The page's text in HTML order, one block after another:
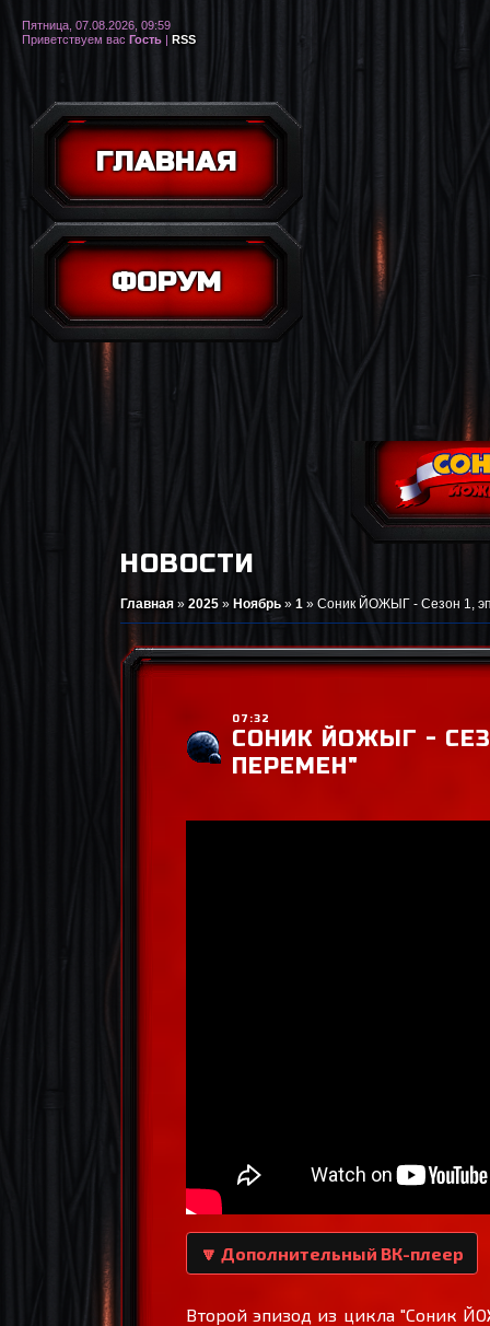
ГЛАВНАЯ
ФОРУМ
Пятница, 07.08.2026, 09:59
Приветствуем вас Гость | RSS
НОВОСТИ
Главная » 2025 » Ноябрь » 1 » Соник ЙОЖЫГ - Сезон 1,
07:32
СОНИК ЙОЖЫГ -
ПЕРЕМЕН"
🔽 Дополнительный ВК-плеер
Второй эпизод из цикла "Соник